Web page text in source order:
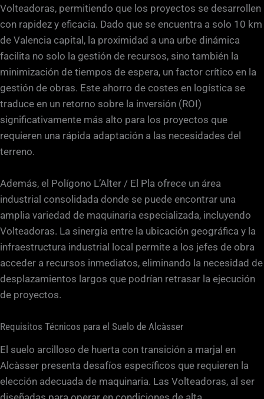
Volteadoras, permitiendo que los proyectos se desarrollen
con rapidez y eficacia. Dado que se encuentra a solo 10 km
de Valencia capital, la proximidad a una urbe dinámica
facilita no solo la gestión de recursos, sino también la
minimización de tiempos de espera, un factor crítico en la
gestión de obras. Este ahorro de costes en logística se
traduce en un retorno sobre la inversión (ROI)
significativamente más alto para los proyectos que
requieren una rápida adaptación a las necesidades del
terreno.
Además, el Polígono L’Alter / El Pla ofrece un área
industrial consolidada donde se puede encontrar una
amplia variedad de maquinaria especializada, incluyendo
Volteadoras. La sinergia entre la ubicación geográfica y la
infraestructura industrial local permite a los jefes de obra
acceder a recursos inmediatos, eliminando la necesidad de
desplazamientos largos que podrían retrasar la ejecución
de proyectos.
Requisitos Técnicos para el Suelo de Alcàsser
El suelo arcilloso de huerta con transición a marjal en
Alcàsser presenta desafíos específicos que requieren la
elección adecuada de maquinaria. Las Volteadoras, al ser